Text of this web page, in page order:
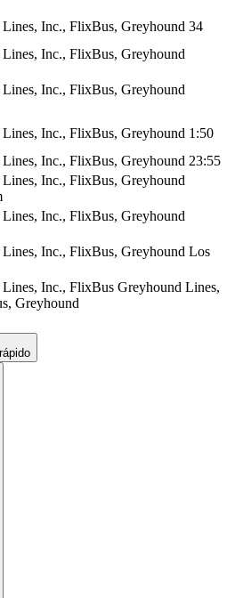
Inc., FlixBus, Greyhound 34
Inc., FlixBus, Greyhound
Inc., FlixBus, Greyhound
Inc., FlixBus, Greyhound 1:50
Inc., FlixBus, Greyhound 23:55
Inc., FlixBus, Greyhound
Inc., FlixBus, Greyhound
Inc., FlixBus, Greyhound Los
Inc., FlixBus Greyhound Lines,
Greyhound
©CARTO